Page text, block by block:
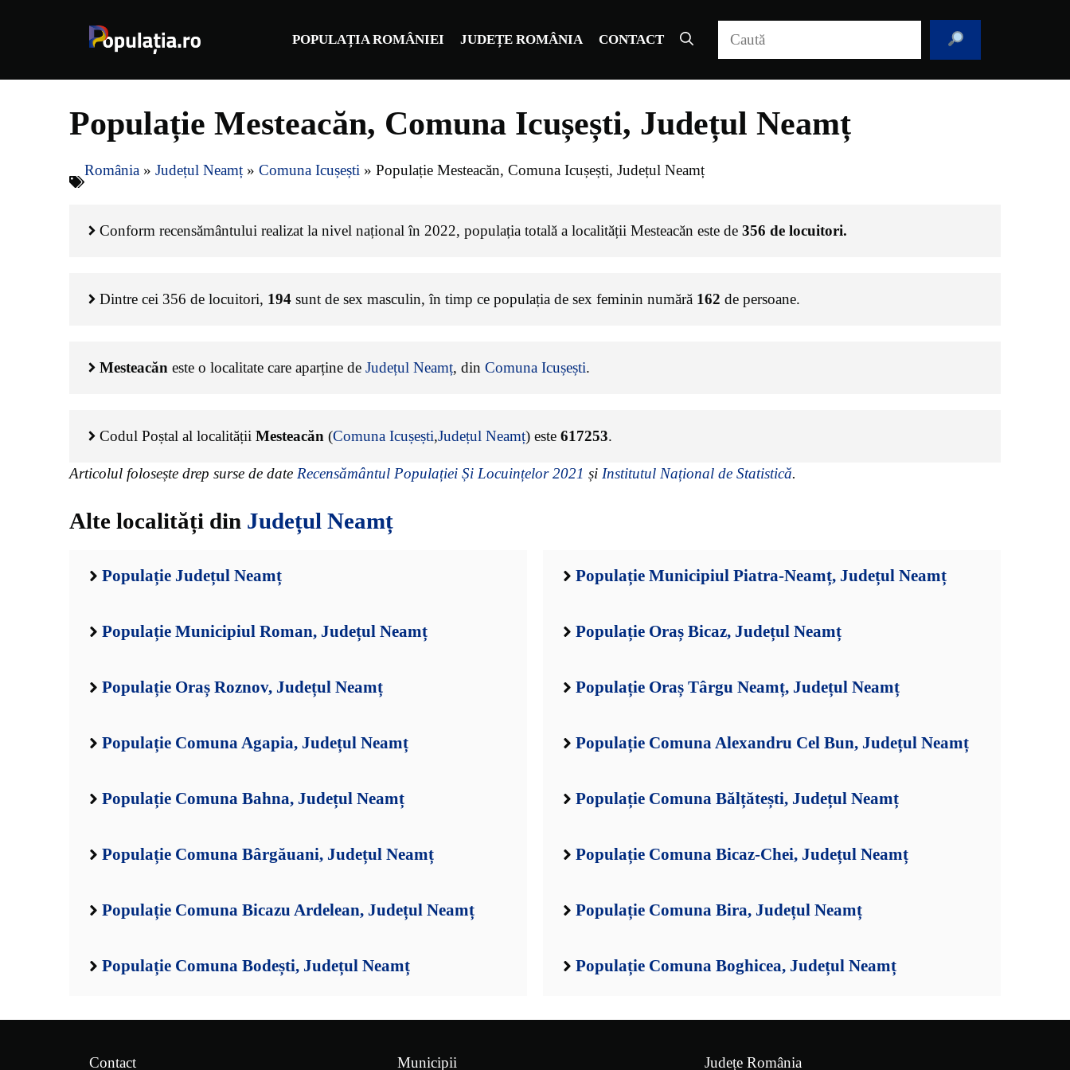
POPULAȚIA ROMÂNIEI JUDEȚE ROMÂNIA CONTACT
Populație Mesteacăn, Comuna Icușești, Județul Neamț
România » Județul Neamț » Comuna Icușești » Populație Mesteacăn, Comuna Icușești, Județul Neamț
Conform recensământului realizat la nivel național în 2022, populația totală a localității Mesteacăn este de 356 de locuitori.
Dintre cei 356 de locuitori, 194 sunt de sex masculin, în timp ce populația de sex feminin numără 162 de persoane.
Mesteacăn este o localitate care aparține de Județul Neamț, din Comuna Icușești.
Codul Poștal al localității Mesteacăn (Comuna Icușești,Județul Neamț) este 617253.
Articolul folosește drep surse de date Recensământul Populației Și Locuințelor 2021 și Institutul Național de Statistică.
Alte localități din Județul Neamț
Populație Județul Neamț Populație Municipiul Piatra-Neamț, Județul Neamț
Populație Municipiul Roman, Județul Neamț Populație Oraș Bicaz, Județul Neamț
Populație Oraș Roznov, Județul Neamț Populație Oraș Târgu Neamț, Județul Neamț
Populație Comuna Agapia, Județul Neamț Populație Comuna Alexandru Cel Bun, Județul Neamț
Populație Comuna Bahna, Județul Neamț Populație Comuna Bălțătești, Județul Neamț
Populație Comuna Bârgăuani, Județul Neamț Populație Comuna Bicaz-Chei, Județul Neamț
Populație Comuna Bicazu Ardelean, Județul Neamț Populație Comuna Bira, Județul Neamț
Populație Comuna Bodești, Județul Neamț Populație Comuna Boghicea, Județul Neamț
Contact Municipii Județe România